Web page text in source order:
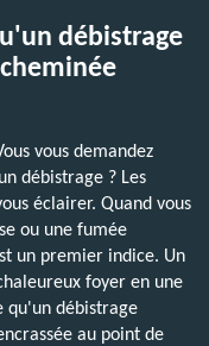
débistrage
vous demandez
débistrage ? Les
éclairer. Quand vous
ou une fumée
un premier indice. Un
foyer en une
qu'un débistrage
au point de